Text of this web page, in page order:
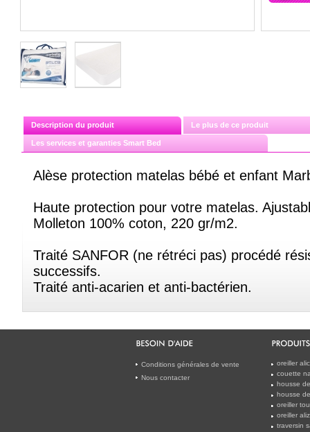
Description du produit Le plus de ce produit
Les services et garanties Smart Bed
Alèse protection matelas bébé et enfant
Haute protection pour votre matelas.
Molleton 100% coton, 220 gr/m2.
Traité SANFOR (ne rétréci pas) procédé
successifs.
Traité anti-acarien et anti-bactérien.
Conditions générales de vente
Nous contacter
oreiller
couette
housse
housse
oreiller
oreiller
traversin